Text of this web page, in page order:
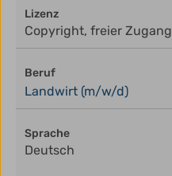
Lizenz
Copyright, freier Zugang
Beruf
Landwirt (m/w/d)
Sprache
Deutsch